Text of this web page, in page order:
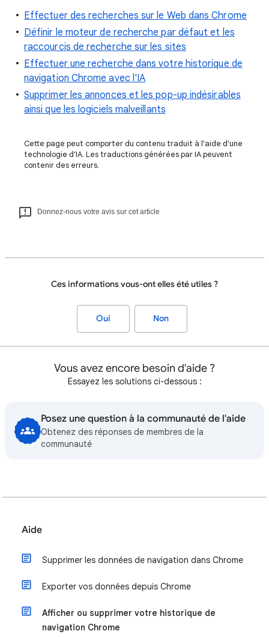
Effectuer des recherches sur le Web dans Chrome
Définir le moteur de recherche par défaut et les
raccourcis de recherche sur les sites
Effectuer une recherche dans votre historique de
navigation Chrome avec l'IA
Supprimer les annonces et les pop-up indésirables
ainsi que les logiciels malveillants
Cette page peut comporter du contenu traduit à l'aide d'une
technologie d'IA. Les traductions générées par IA peuvent
contenir des erreurs.
Donnez-nous votre avis sur cet article
Ces informations vous-ont elles été utiles ?
Oui Non
Vous avez encore besoin d'aide ?
Essayez les solutions ci-dessous :
Posez une question à la communauté de l'aide
Obtenez des réponses de membres de la
communauté
Aide
Supprimer les données de navigation dans Chrome
Exporter vos données depuis Chrome
Afficher ou supprimer votre historique de
navigation Chrome